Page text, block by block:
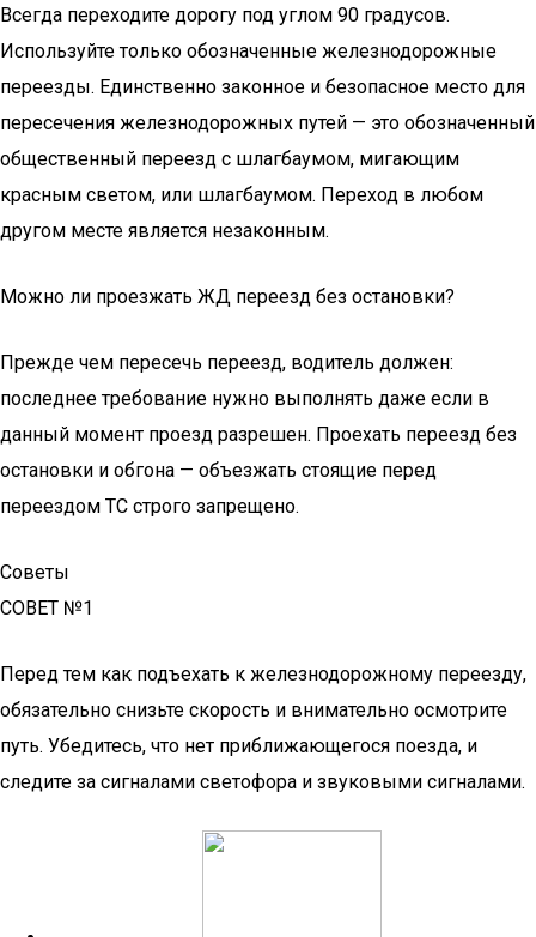
Всегда переходите дорогу под углом 90 градусов.
Используйте только обозначенные железнодорожные
переезды. Единственно законное и безопасное место для
пересечения железнодорожных путей — это обозначенный
общественный переезд с шлагбаумом, мигающим
красным светом, или шлагбаумом. Переход в любом
другом месте является незаконным.
Можно ли проезжать ЖД переезд без остановки?
Прежде чем пересечь переезд, водитель должен:
последнее требование нужно выполнять даже если в
данный момент проезд разрешен. Проехать переезд без
остановки и обгона — объезжать стоящие перед
переездом ТС строго запрещено.
Советы
СОВЕТ №1
Перед тем как подъехать к железнодорожному переезду,
обязательно снизьте скорость и внимательно осмотрите
путь. Убедитесь, что нет приближающегося поезда, и
следите за сигналами светофора и звуковыми сигналами.